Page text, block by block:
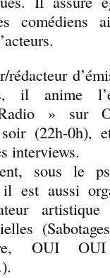
comédiens
rédacteur
il anime
» sur
(22h-0h),
interviews.
sous le
est aussi
OUI